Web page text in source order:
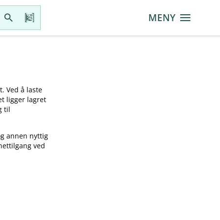
MENY
Ved å laste
ligger lagret
til
annen nyttig
ved